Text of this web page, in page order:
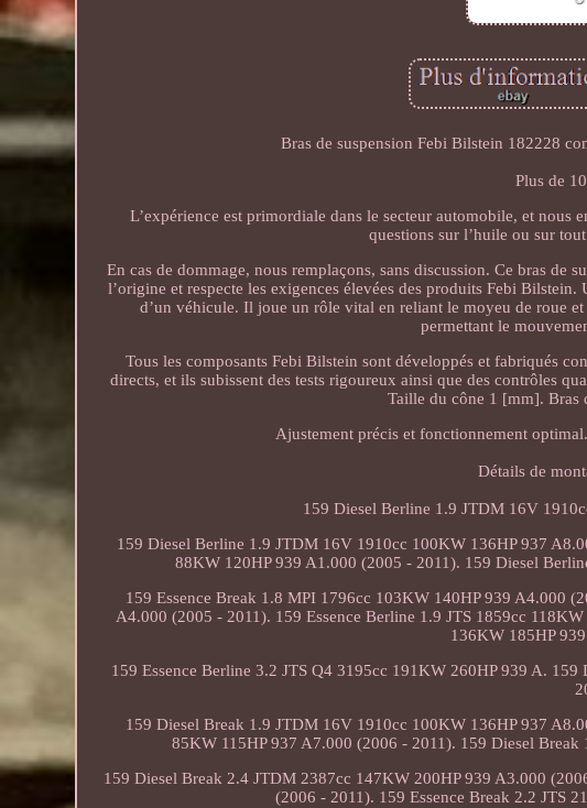
Bras de suspension Febi Bilstein 182228
Plus de
L’expérience est primordiale dans le secteur automobile, et nous
questions sur l’huile ou sur
En cas de dommage, nous remplaçons, sans discussion. Ce bras
l’origine et respecte les exigences élevées des produits Febi
d’un véhicule. Il joue un rôle vital en reliant le moyeu de roue
permettant le
Tous les composants Febi Bilstein sont développés et fabriqués
directs, et ils subissent des tests rigoureux ainsi que des contrôles
Taille du cône 1 [mm]. Bras
Ajustement précis et fonctionnement
Détails de
159 Diesel Berline 1.9 JTDM 16V
159 Diesel Berline 1.9 JTDM 16V 1910cc 100KW 136HP 937
88KW 120HP 939 A1.000 (2005 - 2011). 159 Diesel
159 Essence Break 1.8 MPI 1796cc 103KW 140HP 939 A4.000
A4.000 (2005 - 2011). 159 Essence Berline 1.9 JTS 1859cc
136KW 185HP
159 Essence Berline 3.2 JTS Q4 3195cc 191KW 260HP 939 A.
159 Diesel Break 1.9 JTDM 16V 1910cc 100KW 136HP 937
85KW 115HP 937 A7.000 (2006 - 2011). 159 Diesel
159 Diesel Break 2.4 JTDM 2387cc 147KW 200HP 939 A3.000
(2006 - 2011). 159 Essence Break 2.2 JTS